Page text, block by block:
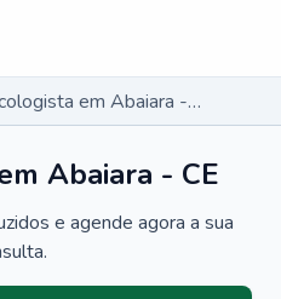
Ginecologista em Abaiara - CE
Abaiara - CE
e agende agora a sua